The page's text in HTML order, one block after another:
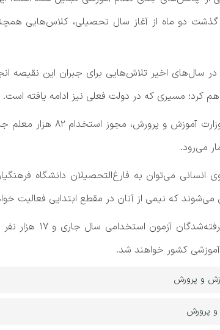
دو ماه از آغاز سال تحصیلی، کلاس‌هایی
سال‌های اخیر تلاش‌هایی برای جبران این نقیصه
می‌رود.
می‌شوند که نیمی از آنان در مقطع ابتدایی فعالیت
29 هزار و
آموزشی کشور خواهند شد.
و پرورش
و پرورش